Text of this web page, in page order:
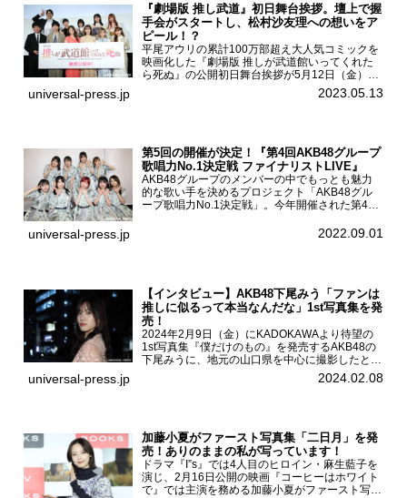
『劇場版 推し武道』初日舞台挨拶。壇上で握
手会がスタートし、松村沙友理への想いをア
ピール！？
平尾アウリの累計100万部超え大人気コミックを
映画化した『劇場版 推しが武道館いってくれた
ら死ぬ』の公開初日舞台挨拶が5月12日（金）新
宿バルト9で開催され、出演者の松村沙友理、中
村里帆、MOMO(@onefive)、KANO(@onefi...
universal-press.jp 2023.05.13
第5回の開催が決定！『第4回AKB48グループ
歌唱力No.1決定戦 ファイナリストLIVE』
AKB48グループのメンバーの中でもっとも魅力
的な歌い手を決めるプロジェクト「AKB48グル
ープ歌唱力No.1決定戦」。今年開催された第4回
る一夜限りのライブイベント「ファイナリスト
universal-press.jp 2022.09.01
【インタビュー】AKB48下尾みう「ファンは
推しに似るって本当なんだな」1st写真集を発
売！
2024年2月9日（金）にKADOKAWAより待望の
1st写真集『僕だけのもの』を発売するAKB48の
下尾みうに、地元の山口県を中心に撮影したとい
う今回の写真集についてインタビューをお願いし
た。1st写真集『僕だけのもの』を発売する
universal-press.jp 2024.02.08
加藤小夏がファースト写真集「二日月」を発
売！ありのままの私が写っています！
ドラマ『I”s』では4人目のヒロイン・麻生藍子を
演じ、2月16日公開の映画『コーヒーはホワイト
で』では主演を務める加藤小夏がファースト写真